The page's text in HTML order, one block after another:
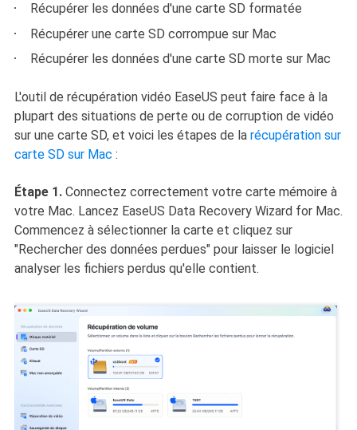
Récupérer les données d'une carte SD formatée
Récupérer une carte SD corrompue sur Mac
Récupérer les données d'une carte SD morte sur Mac
L'outil de récupération vidéo EaseUS peut faire face à la
plupart des situations de perte ou de corruption de vidéo
sur une carte SD, et voici les étapes de la récupération sur
carte SD sur Mac :
Étape 1. Connectez correctement votre carte mémoire à
votre Mac. Lancez EaseUS Data Recovery Wizard for Mac.
Commencez à sélectionner la carte et cliquez sur
"Rechercher des données perdues" pour laisser le logiciel
analyser les fichiers perdus qu'elle contient.